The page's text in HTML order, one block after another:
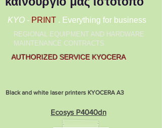
AUTHORIZED SERVICE KYOCERA
KYO - PRINT . Everything for business
REGIONAL EQUIPMENT AND HARDWARE
MAINTENANCE CONTRACTS
Black and white laser printers KYOCERA A3
Ecosys P4040dn